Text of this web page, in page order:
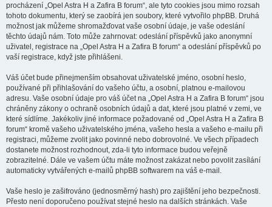
procházení „Opel Astra H a Zafira B forum“, ale tyto cookies jsou mimo rozsah
tohoto dokumentu, který se zaobírá jen soubory, které vytvořilo phpBB. Druhá
možnost jak můžeme shromažďovat vaše osobní údaje, je vaše odeslání
těchto údajů nám. Toto může zahrnovat: odeslání příspěvků jako anonymní
uživatel, registrace na „Opel Astra H a Zafira B forum“ a odeslání příspěvků po
vaší registrace, když jste přihlášeni.
Váš účet bude přinejmenším obsahovat uživatelské jméno, osobní heslo,
používané při přihlašování do vašeho účtu, a osobní, platnou e-mailovou
adresu. Vaše osobní údaje pro váš účet na „Opel Astra H a Zafira B forum“ jsou
chráněny zákony o ochraně osobních údajů a dat, které jsou platné v zemi, ve
které sídlíme. Jakékoliv jiné informace požadované od „Opel Astra H a Zafira B
forum“ kromě vašeho uživatelského jména, vašeho hesla a vašeho e-mailu při
registraci, můžeme zvolit jako povinné nebo dobrovolné. Ve všech případech
dostanete možnost rozhodnout, zda-li tyto informace budou veřejně
zobrazitelné. Dále ve vašem účtu máte možnost zakázat nebo povolit zasílání
automaticky vytvářených e-mailů phpBB softwarem na váš e-mail.
Vaše heslo je zašifrováno (jednosměrný hash) pro zajištění jeho bezpečnosti.
Přesto není doporučeno používat stejné heslo na dalších stránkách. Vaše